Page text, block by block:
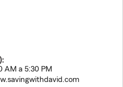
):
AM a 5:30 PM